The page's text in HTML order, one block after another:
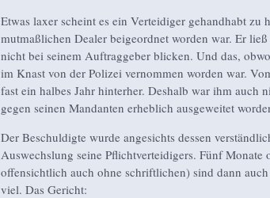
Etwas laxer scheint es ein Verteidiger gehandhabt zu
mutmaßlichen Dealer beigeordnet worden war. Er
nicht bei seinem Auftraggeber blicken. Und das,
im Knast von der Polizei vernommen worden war.
fast ein halbes Jahr hinterher. Deshalb war ihm auch
gegen seinen Mandanten erheblich ausgeweitet
Der Beschuldigte wurde angesichts dessen
Auswechslung seine Pflichtverteidigers. Fünf
offensichtlich auch ohne schriftlichen) sind dann
viel. Das Gericht: